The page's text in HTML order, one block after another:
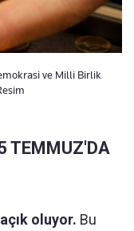
ve Milli Birlik
TEMMUZ'DA
oluyor. Bu